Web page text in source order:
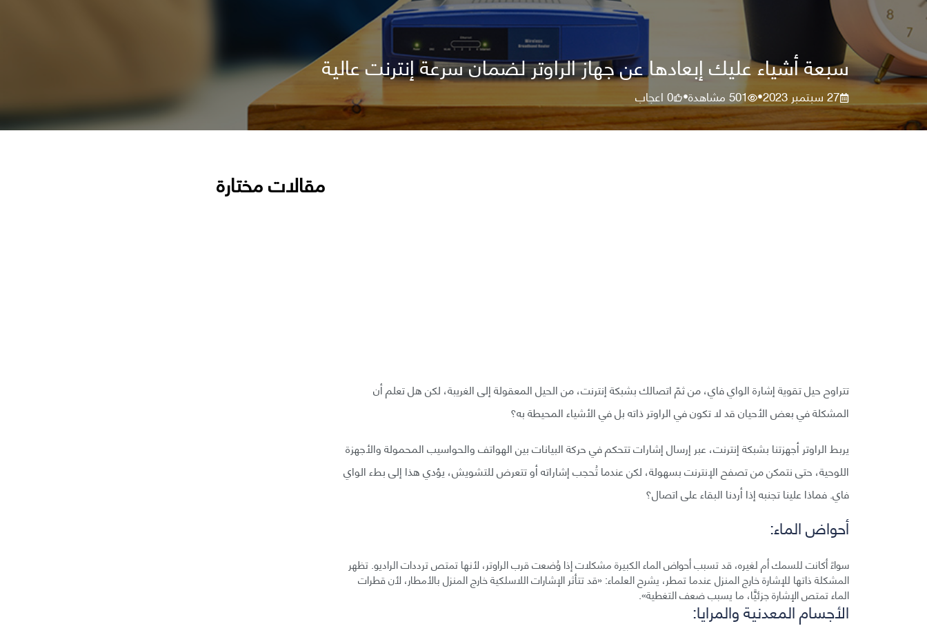
سبعة أشياء عليك إبعادها عن جهاز الراوتر لضمان سرعة إنترنت عالية
27 سبتمبر 2023 •
501مشاهدة•
0اعجاب
تتراوح حيل تقوية إشارة الواي فاي، من ثمّ اتصالك بشبكة إنترنت، من الحيل المعقولة إلى الغريبة، لكن هل تعلم أن
المشكلة في بعض الأحيان قد لا تكون في الراوتر ذاته بل في الأشياء المحيطة به؟
يربط الراوتر أجهزتنا بشبكة إنترنت، عبر إرسال إشارات تتحكم في حركة البيانات بين الهواتف والحواسيب المحمولة والأجهزة
اللوحية، حتى نتمكن من تصفح الإنترنت بسهولة، لكن عندما تُحجب إشاراته أو تتعرض للتشويش، يؤدي هذا إلى بطء الواي
فاي. فماذا علينا تجنبه إذا أردنا البقاء على اتصال؟
أحواض الماء:
سواءً أكانت للسمك أم لغيره، قد تسبب أحواض الماء الكبيرة مشكلات إذا وُضعت قرب الراوتر، لأنها تمتص ترددات الراديو. تظهر
المشكلة ذاتها للإشارة خارج المنزل عندما تمطر، يشرح العلماء: «قد تتأثر الإشارات اللاسلكية خارج المنزل بالأمطار، لأن قطرات
الماء تمتص الإشارة جزئيًّا، ما يسبب ضعف التغطية».
الأجسام المعدنية والمرايا:
مقالات مختارة